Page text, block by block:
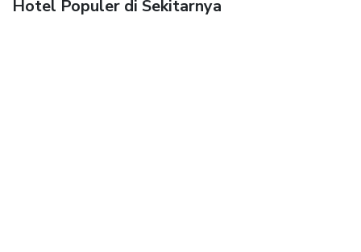
Hotel Populer di Sekitarnya